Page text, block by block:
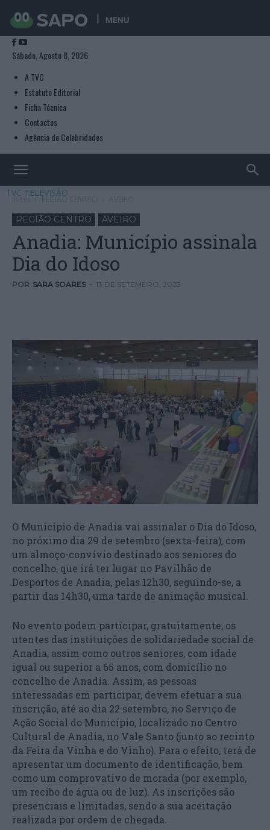
MENU
Sábado, Agosto 8, 2026
A TVC
Estatuto Editorial
Ficha Técnica
Contactos
Agência de Celebridades
TVC TELEVISÃO
Início REGIÃO CENTRO
REGIÃO CENTRO AVEIRO
Anadia: Município assinala
Dia do Idoso
POR SARA SOARES - 13 DE SETEMBRO, 2023
O Município de Anadia vai assinalar o Dia do Idoso,
no próximo dia 29 de setembro (sexta-feira), com
um almoço-convívio destinado aos seniores do
concelho, que irá ter lugar no Pavilhão de
Desportos de Anadia, pelas 12h30, seguindo-se, a
partir das 14h30, uma tarde de animação musical.
No evento podem participar, gratuitamente, os
utentes das instituições de solidariedade social de
Anadia, assim como outros seniores, com idade
igual ou superior a 65 anos, com domicílio no
concelho de Anadia. Assim, as pessoas
interessadas em participar, devem efetuar a sua
inscrição, até ao dia 22 setembro, no Serviço de
Ação Social do Município, localizado no Centro
Cultural de Anadia, no Vale Santo (junto ao recinto
da Feira da Vinha e do Vinho). Para o efeito, terá de
apresentar um documento de identificação, bem
como um comprovativo de morada (por exemplo,
um recibo de água ou de luz). As inscrições são
presenciais e limitadas, sendo a sua aceitação
realizada por ordem de chegada.